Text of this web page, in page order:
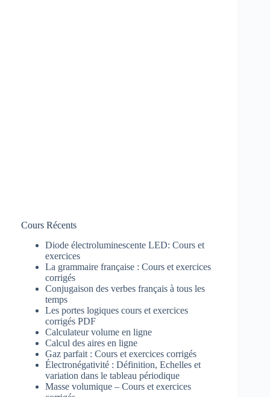
Cours Récents
Diode électroluminescente LED: Cours et
exercices
La grammaire française : Cours et exercices
corrigés
Conjugaison des verbes français à tous les
temps
Les portes logiques cours et exercices
corrigés PDF
Calculateur volume en ligne
Calcul des aires en ligne
Gaz parfait : Cours et exercices corrigés
Électronégativité : Définition, Echelles et
variation dans le tableau périodique
Masse volumique – Cours et exercices